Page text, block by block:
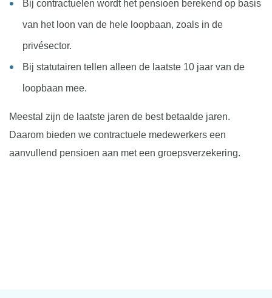
Bij contractuelen wordt het pensioen berekend op basis
van het loon van de hele loopbaan, zoals in de
privésector.
Bij statutairen tellen alleen de laatste 10 jaar van de
loopbaan mee.
Meestal zijn de laatste jaren de best betaalde jaren.
Daarom bieden we contractuele medewerkers een
aanvullend pensioen aan met een groepsverzekering.